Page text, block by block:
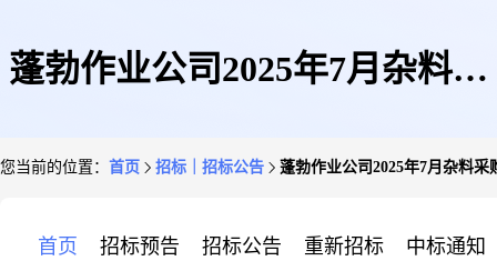
蓬勃作业公司2025年7月杂料采
您当前的位置： 首页 招标｜招标公告 蓬勃作业公司2025年7月杂料采
首页 招标预告 招标公告 重新招标 中标通知